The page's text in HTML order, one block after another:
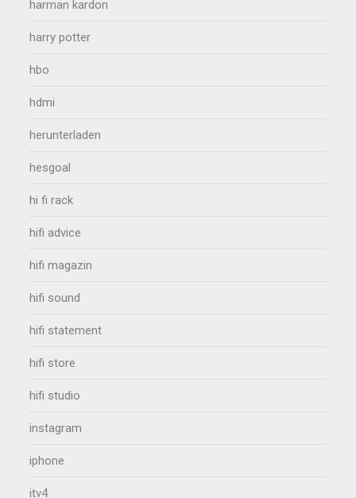
harman kardon
harry potter
hbo
hdmi
herunterladen
hesgoal
hi fi rack
hifi advice
hifi magazin
hifi sound
hifi statement
hifi store
hifi studio
instagram
iphone
itv4